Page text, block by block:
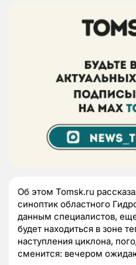
Об этом Tomsk.ru
синоптик областного
данным специалистов,
будет находиться в зоне
наступления циклона,
сменится: вечером